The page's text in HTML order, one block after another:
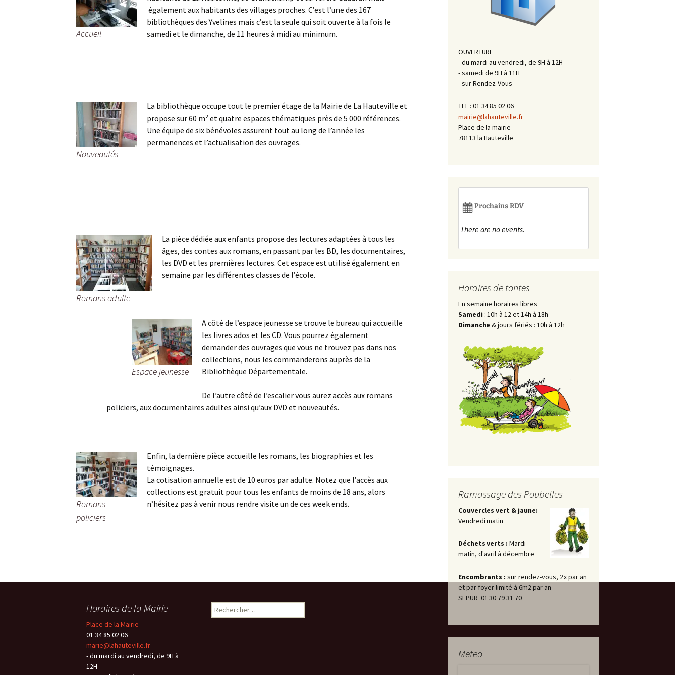
Télécharger le bulletin
municipal
N°4 (12/2022)
Accueil
également aux habitants des villages proches. C’est l’une des 167
bibliothèques des Yvelines mais c’est la seule qui soit ouverte à la fois le
samedi et le dimanche, de 11 heures à midi au minimum.
Nouveautés
La bibliothèque occupe tout le premier étage de la Mairie de La Hauteville et
propose sur 60 m² et quatre espaces thématiques près de 5 000 références.
Une équipe de six bénévoles assurent tout au long de l’année les
permanences et l’actualisation des ouvrages.
Romans adulte
La pièce dédiée aux enfants propose des lectures adaptées à tous les
âges, des contes aux romans, en passant par les BD, les documentaires,
les DVD et les premières lectures. Cet espace est utilisé également en
semaine par les différentes classes de l’école.
Espace jeunesse
A côté de l’espace jeunesse se trouve le bureau qui accueille
les livres ados et les CD. Vous pourrez également
demander des ouvrages que vous ne trouvez pas dans nos
collections, nous les commanderons auprès de la
Bibliothèque Départementale.
De l’autre côté de l’escalier vous aurez accès aux romans
policiers, aux documentaires adultes ainsi qu’aux DVD et nouveautés.
Romans
policiers
Enfin, la dernière pièce accueille les romans, les biographies et les
témoignages.
La cotisation annuelle est de 10 euros par adulte. Notez que l’accès aux
collections est gratuit pour tous les enfants de moins de 18 ans, alors
n’hésitez pas à venir nous rendre visite un de ces week ends.
OUVERTURE
- du mardi au vendredi, de 9H à 12H
- samedi de 9H à 11H
- sur Rendez-Vous
TEL : 01 34 85 02 06
mairie@lahauteville.fr
Place de la mairie
78113 la Hauteville
Prochains RDV
There are no events.
Horaires de tontes
En semaine horaires libres
Samedi : 10h à 12 et 14h à 18h
Dimanche & jours fériés : 10h à 12h
Ramassage des Poubelles
Couvercles vert & jaune:
Vendredi matin
Déchets verts : Mardi
matin, d'avril à décembre
Encombrants : sur rendez-vous, 2x par an
et par foyer limité à 6m2 par an
SEPUR 01 30 79 31 70
Meteo
Horaires de la Mairie
Place de la Mairie
01 34 85 02 06
marie@lahauteville.fr
- du mardi au vendredi, de 9H à
12H
Rechercher :